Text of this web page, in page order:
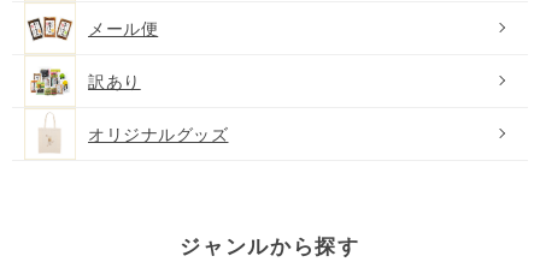
メール便
訳あり
オリジナルグッズ
ジャンルから探す